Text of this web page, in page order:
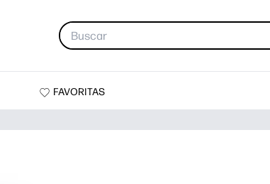
FAVORITAS